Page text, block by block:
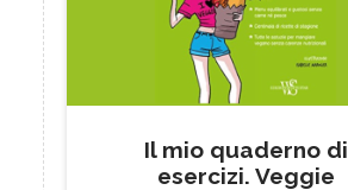
Il mio quaderno di
esercizi. Veggie